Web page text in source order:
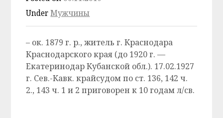
UnderМужчины
– ок. 1879 г. р., житель г. Краснодара
Краснодарского края (до 1920 г. —
Екатеринодар Кубанской обл.). 17.02.1927
г. Сев.-Кавк. крайсудом по ст. 136, 142 ч.
2., 143 ч. 1 и 2 приговорен к 10 годам л/св.